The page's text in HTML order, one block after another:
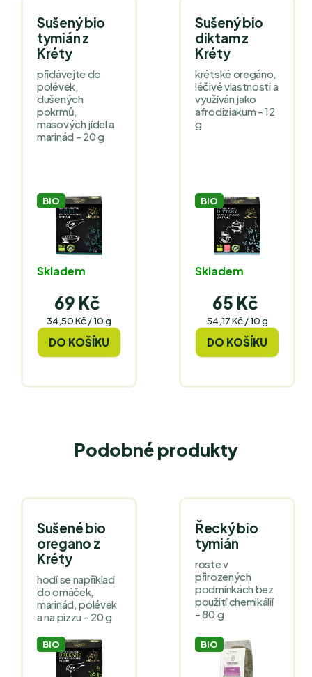
Sušený bio
tymián z
Kréty
přidávejte do
polévek,
dušených
pokrmů,
masových jídel a
marinád - 20 g
BIO
Skladem
69 Kč
Měrná
34,50 Kč / 10 g
DO KOŠÍKU
Sušený bio
diktam z
Kréty
krétské oregáno,
léčivé vlastnosti a
využíván jako
afrodiziakum - 12
g
BIO
Skladem
65 Kč
Měrná
54,17 Kč / 10 g
DO KOŠÍKU
Podobné produkty
Sušené bio
oregano z
Kréty
hodí se například
do omáček,
marinád, polévek
a na pizzu - 20 g
BIO
Řecký bio
tymián
roste v
přirozených
podmínkách bez
použití chemikálií
- 80 g
BIO